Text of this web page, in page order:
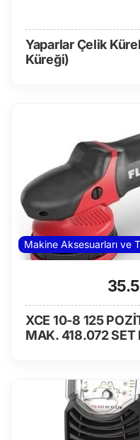
Yaparlar Çelik
Küreği)
Makine Aksesuarları ve
XCE 10-8 125
MAK. 418.072 SET